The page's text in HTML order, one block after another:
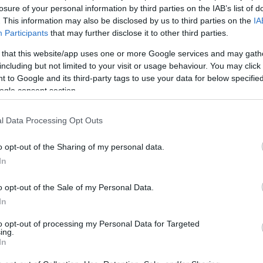
of your personal information by third parties on the IAB’s list of
This information may also be disclosed by us to third parties on the
Participants that may further disclose it to other third parties.
that this website/app uses one or more Google services and may
but not limited to your visit or usage behaviour. You may
to Google and its third-party tags to use your data for below
consent section.
Data Processing Opt Outs
opt-out of the Sharing of my personal data.
opt-out of the Sale of my Personal Data.
opt-out of processing my Personal Data for Targeted
ακολουθεί το πλήρες κείμενο της ομιλίας του υπουργού
της Βουλής,για τη Νέα Δομή των Ενόπλων Δυνάμεων
Πρόεδρε, κυρίες και κύριοι συνάδελφοι θα ήθελα
στα ευρύτερα θέματα που αφορούν τα εξοπλιστικά, τα
που θέλουμε να προχωρήσουμε κάτω από το
να υπάρχει μια πολύ σαφής αντίληψη και της Εθνικής
που καλούμαστε να αντιμετωπίσουμε ως
αιώνα, ώστε να μπορούν να συνεχίσουν να
ελάχιστα θέματα στο «ανοιχτό κομμάτι» της
μερικά θέματα που μόνο εν μέρει μπορούν να δουν
γίνονται σε πλαίσιο Υπουργείου, σε
σας είχα πει και όταν ψηφίσαμε το νομοθέτημα για το
έδαφος γρήγορα.
μεταρρύθμιση λοιπόν που έγινε, ήταν το ΕΛΚΑΚ, το
με ανάλογα οικοσυστήματα άλλων χωρών. Η πρώτη
αντι-drone ΚΕΝΤΑΥΡΟΣ. Δοκιμάστηκε πρώτα. Μετά
πλέον θα εξοπλίζει τις φρεγάτες μας. Και με
στο πλαίσιο της προώθησης της καινοτομίας, στα
εδώ ο Γάλλος Υπουργός Άμυνας, ο κύριος Λεκορνί
Αυτό αφορά την καινοτομία, τη νέα εποχή. Τα